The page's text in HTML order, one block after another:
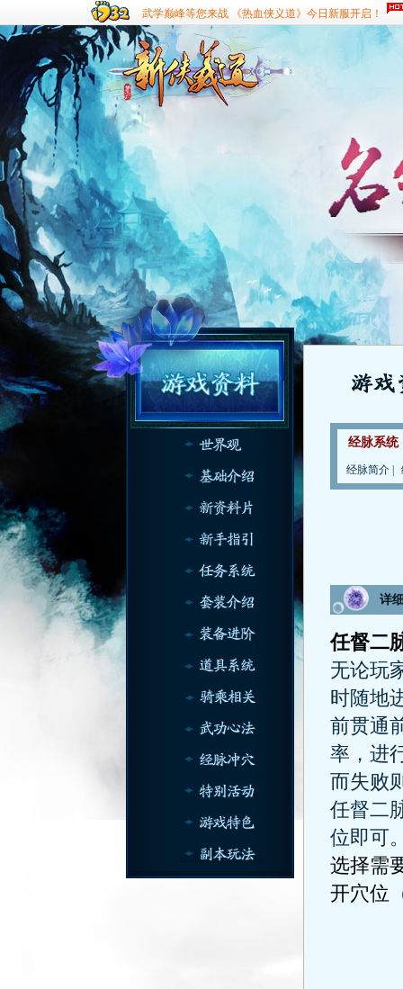
武学巅峰等您来战 《热血侠义道》今日新服开启！
经脉系统
经脉简介
详
任督二
无论玩
时随地
前贯通
率，进
而失败
任督二
位即可
选择需
开穴位